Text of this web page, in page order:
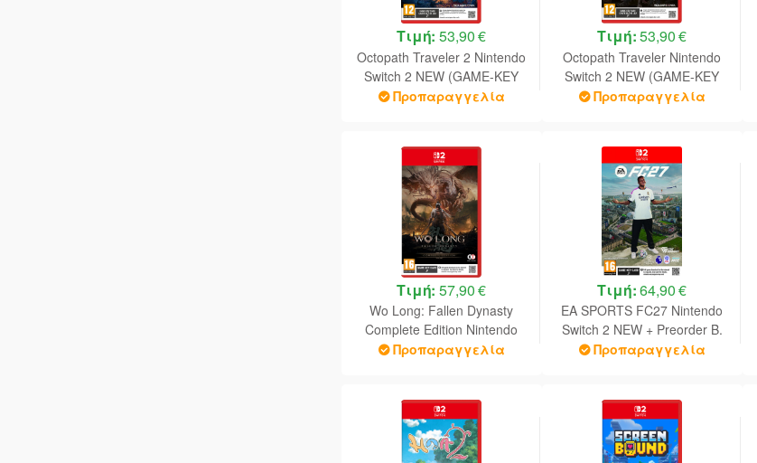
Τιμή:53,90 €
Octopath Traveler 2 Nintendo
Switch 2 NEW (GAME-KEY
CARD)
Προπαραγγελία
Τιμή:53,90 €
Octopath Traveler Nintendo
Switch 2 NEW (GAME-KEY
CARD)
Προπαραγγελία
Τιμή:57,90 €
Wo Long: Fallen Dynasty
Complete Edition Nintendo
Switch 2 NEW
Προπαραγγελία
Τιμή:64,90 €
EA SPORTS FC27 Nintendo
Switch 2 NEW + Preorder B.
Προπαραγγελία